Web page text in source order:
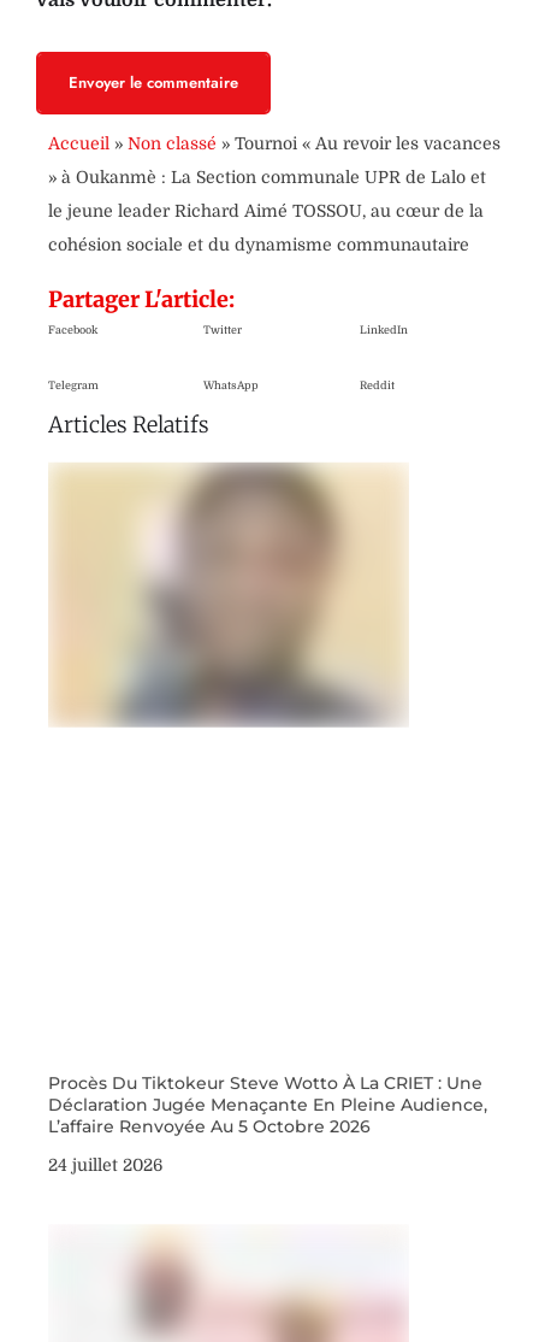
Envoyer le commentaire
Accueil » Non classé » Tournoi « Au revoir les vacances
» à Oukanmè : La Section communale UPR de Lalo et
le jeune leader Richard Aimé TOSSOU, au cœur de la
cohésion sociale et du dynamisme communautaire
Partager L'article:
Facebook Twitter LinkedIn
Telegram WhatsApp Reddit
Articles Relatifs
Procès Du Tiktokeur Steve Wotto À La CRIET : Une
Déclaration Jugée Menaçante En Pleine Audience,
L’affaire Renvoyée Au 5 Octobre 2026
24 juillet 2026